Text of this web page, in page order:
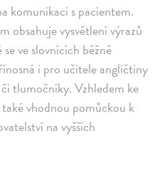
komunikaci s pacientem.
obsahuje vysvětlení výrazů
ve slovnících běžně
i pro učitele angličtiny
tlumočníky. Vzhledem ke
vhodnou pomůckou k
na vyšších